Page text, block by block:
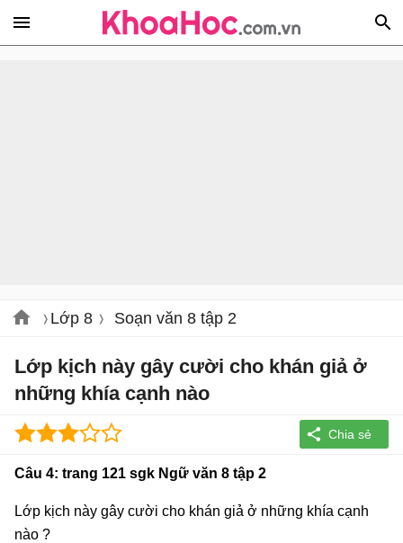
Lớp 8 Soạn văn 8 tập 2
Lớp kịch này gây cười cho khán giả ở
những khía cạnh nào
Câu 4: trang 121 sgk Ngữ văn 8 tập 2
Lớp kịch này gây cười cho khán giả ở những khía cạnh
nào ?